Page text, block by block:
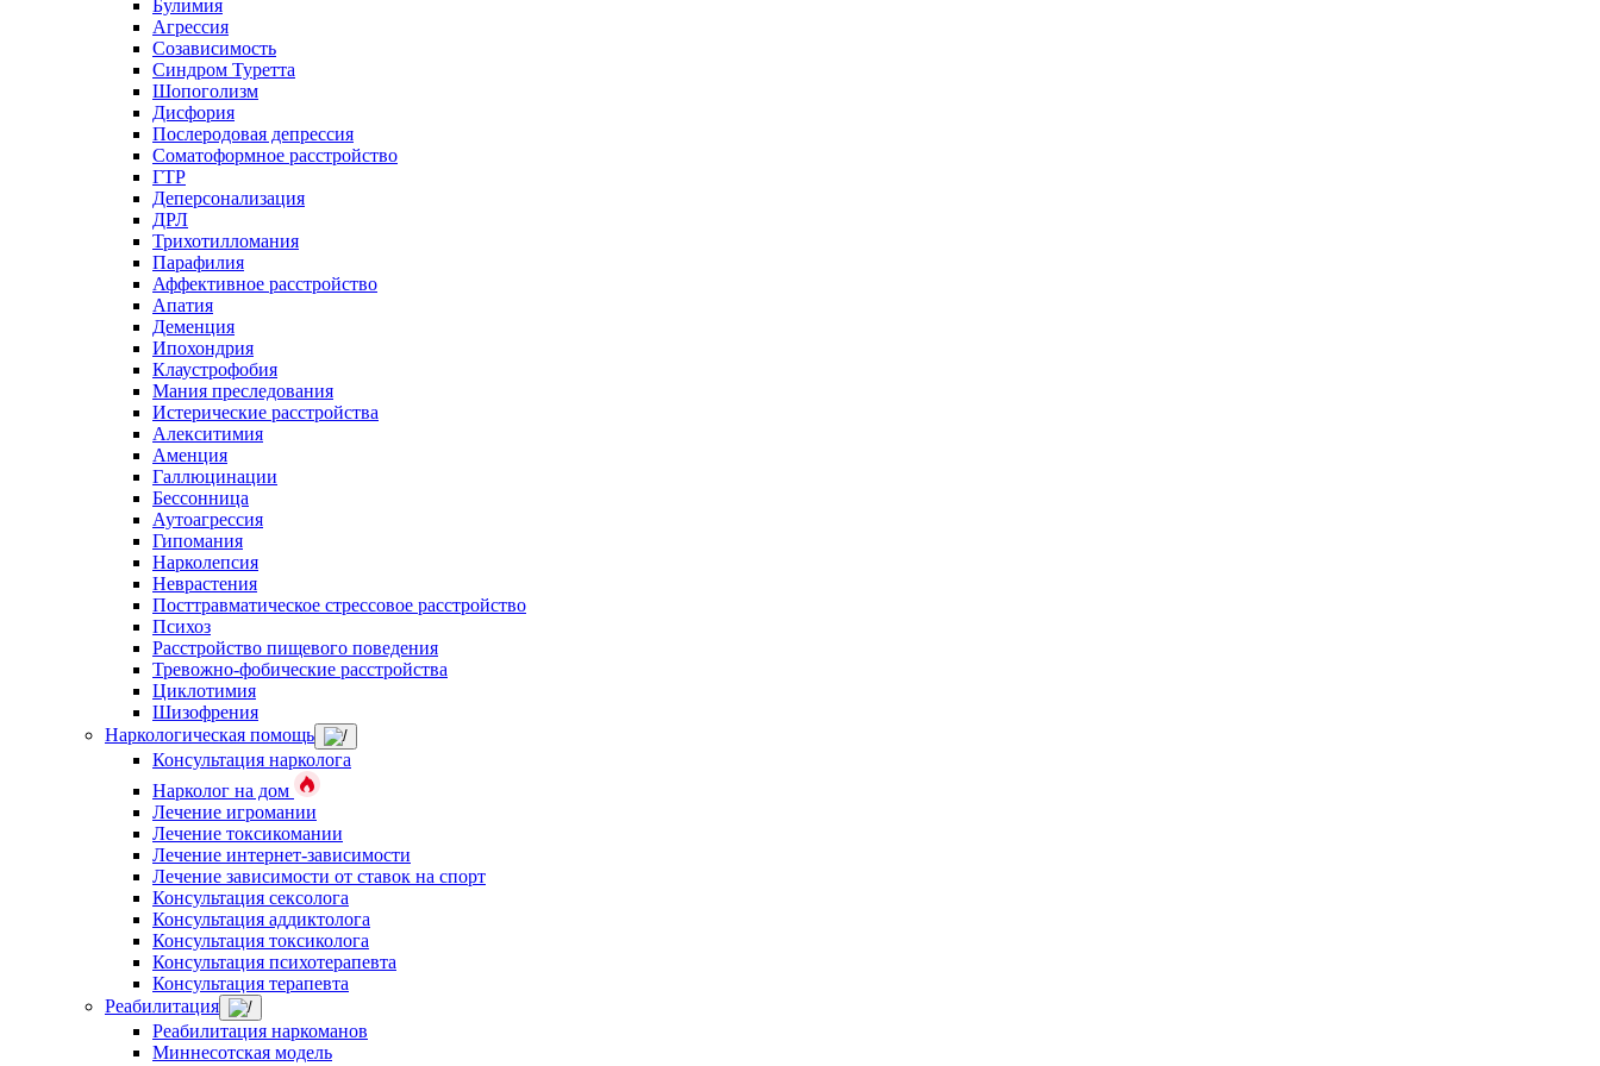
Булимия
Агрессия
Созависимость
Синдром Туретта
Шопоголизм
Дисфория
Послеродовая депрессия
Соматоформное расстройство
ГТР
Деперсонализация
ДРЛ
Трихотилломания
Парафилия
Аффективное расстройство
Апатия
Деменция
Ипохондрия
Клаустрофобия
Мания преследования
Истерические расстройства
Алекситимия
Аменция
Галлюцинации
Бессонница
Аутоагрессия
Гипомания
Нарколепсия
Неврастения
Посттравматическое стрессовое расстройство
Психоз
Расстройство пищевого поведения
Тревожно-фобические расстройства
Циклотимия
Шизофрения
Наркологическая помощь
Консультация нарколога
Нарколог на дом
Лечение игромании
Лечение токсикомании
Лечение интернет-зависимости
Лечение зависимости от ставок на спорт
Консультация сексолога
Консультация аддиктолога
Консультация токсиколога
Консультация психотерапевта
Консультация терапевта
Реабилитация
Реабилитация наркоманов
Миннесотская модель